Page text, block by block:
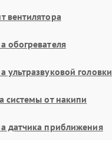
вентилятора
обогревателя
ультразвуковой головки
системы от накипи
датчика приближения